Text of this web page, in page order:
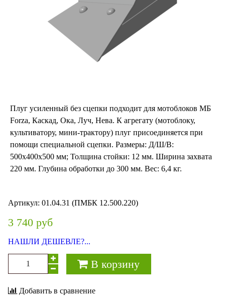
Плуг усиленный без сцепки подходит для мотоблоков МБ
Forza, Каскад, Ока, Луч, Нева. К агрегату (мотоблоку,
культиватору, мини-трактору) плуг присоединяется при
помощи специальной сцепки. Размеры: Д/Ш/В:
500х400х500 мм; Толщина стойки: 12 мм. Ширина захвата
220 мм. Глубина обработки до 300 мм. Вес: 6,4 кг.
Артикул: 01.04.31 (ПМБК 12.500.220)
3 740 руб
НАШЛИ ДЕШЕВЛЕ?...
В корзину
Добавить в сравнение